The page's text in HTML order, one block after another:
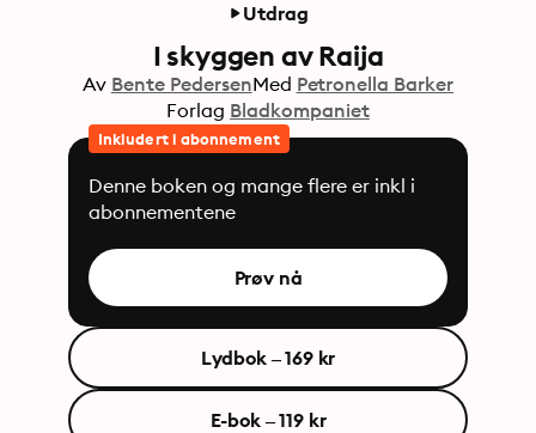
Utdrag
I skyggen av Raija
Av Bente PedersenMed Petronella Barker
Forlag Bladkompaniet
Inkludert i abonnement
Denne boken og mange flere er inkl i
abonnementene
Prøv nå
Lydbok – 169 kr
E-bok – 119 kr